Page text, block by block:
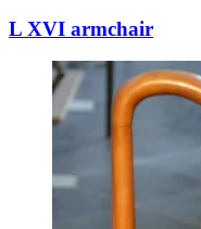
L XVI armchair